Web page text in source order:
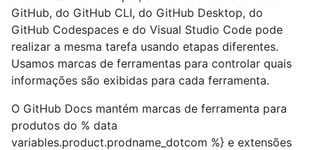
GitHub, do GitHub CLI, do GitHub Desktop, do
GitHub Codespaces e do Visual Studio Code pode
realizar a mesma tarefa usando etapas diferentes.
Usamos marcas de ferramentas para controlar quais
informações são exibidas para cada ferramenta.
O GitHub Docs mantém marcas de ferramenta para
produtos do % data
variables.product.prodname_dotcom %} e extensões